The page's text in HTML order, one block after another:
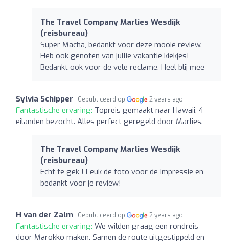
The Travel Company Marlies Wesdijk
(reisbureau)
Super Macha, bedankt voor deze mooie review.
Heb ook genoten van jullie vakantie kiekjes!
Bedankt ook voor de vele reclame. Heel blij mee
Sylvia Schipper Gepubliceerd op 2 years ago
Fantastische ervaring: Topreis gemaakt naar Hawaii, 4
eilanden bezocht. Alles perfect geregeld door Marlies.
The Travel Company Marlies Wesdijk
(reisbureau)
Echt te gek ! Leuk de foto voor de impressie en
bedankt voor je review!
H van der Zalm Gepubliceerd op 2 years ago
Fantastische ervaring: We wilden graag een rondreis
door Marokko maken. Samen de route uitgestippeld en